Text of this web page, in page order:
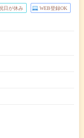
日が休み WEB登録OK